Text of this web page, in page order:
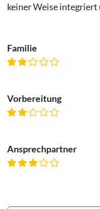
keiner Weise
Familie
Vorbereitung
Ansprechpartner